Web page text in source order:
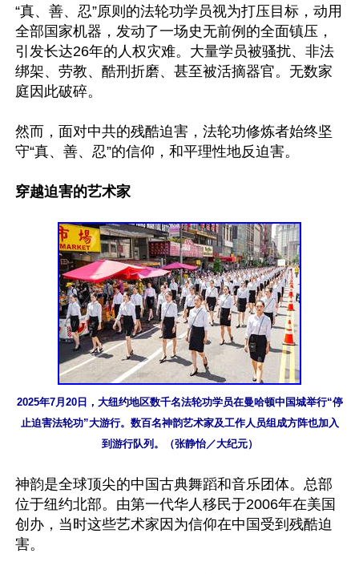
“真、善、忍”原则的法轮功学员视为打压目标，动用
全部国家机器，发动了一场史无前例的全面镇压，
引发长达26年的人权灾难。大量学员被骚扰、非法
绑架、劳教、酷刑折磨、甚至被活摘器官。无数家
庭因此破碎。
然而，面对中共的残酷迫害，法轮功修炼者始终坚
守“真、善、忍”的信仰，和平理性地反迫害。
穿越迫害的艺术家
2025年7月20日，大纽约地区数千名法轮功学员在曼哈顿中国城举行“停
止迫害法轮功”大游行。数百名神韵艺术家及工作人员组成方阵也加入
到游行队列。（张静怡／大纪元）
神韵是全球顶尖的中国古典舞蹈和音乐团体。总部
位于纽约北部。由第一代华人移民于2006年在美国
创办，当时这些艺术家因为信仰在中国受到残酷迫
害。